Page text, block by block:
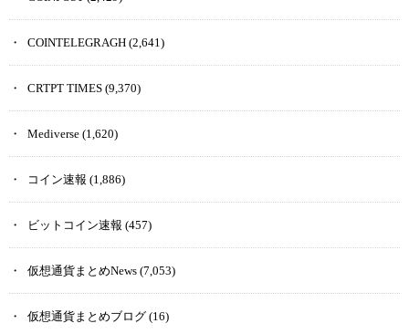
COINTELEGRAGH (2,641)
CRTPT TIMES (9,370)
Mediverse (1,620)
コイン速報 (1,886)
ビットコイン速報 (457)
仮想通貨まとめNews (7,053)
仮想通貨まとめブログ (16)